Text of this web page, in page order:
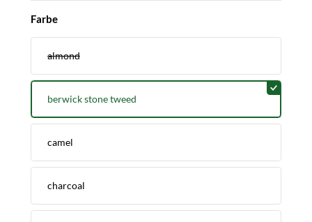
Farbeauswählen
almond
berwick stone tweed
camel
charcoal